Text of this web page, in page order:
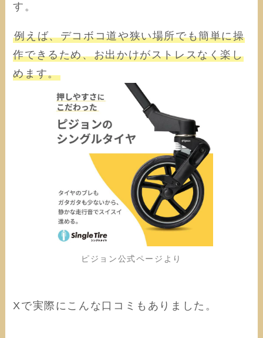
す。
例えば、デコボコ道や狭い場所でも簡単に操
作できるため、お出かけがストレスなく楽し
めます。
ピジョン公式ページより
Xで実際にこんな口コミもありました。